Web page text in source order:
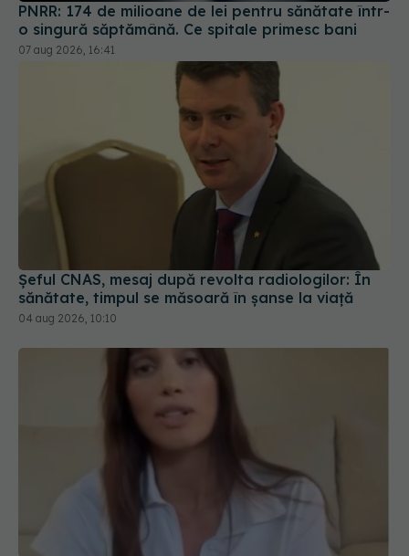
PNRR: 174 de milioane de lei pentru sănătate într-
o singură săptămână. Ce spitale primesc bani
07 aug 2026, 16:41
Șeful CNAS, mesaj după revolta radiologilor: În
sănătate, timpul se măsoară în șanse la viață
04 aug 2026, 10:10